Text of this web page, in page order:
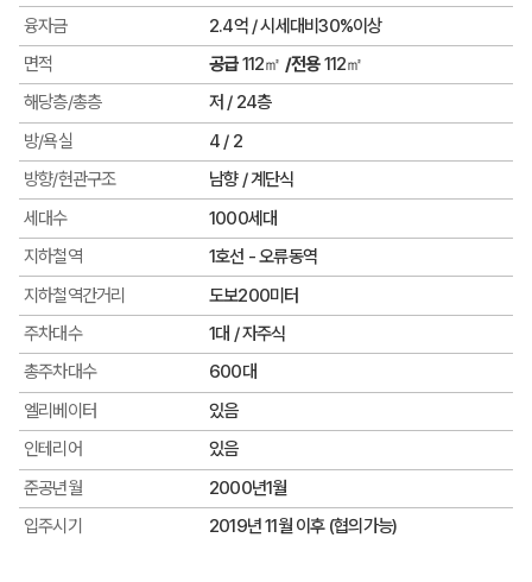
융자금
2.4억 / 시세대비30%이상
면적
공급 112㎡ /전용112㎡
해당층/총층
저 / 24층
방/욕실
4 / 2
방향/현관구조
남향 / 계단식
세대수
1000세대
지하철역
1호선 - 오류동역
지하철역간거리
도보200미터
주차대수
1대 / 자주식
총주차대수
600대
엘리베이터
있음
인테리어
있음
준공년월
2000년1월
입주시기
2019년 11월 이후 (협의가능)